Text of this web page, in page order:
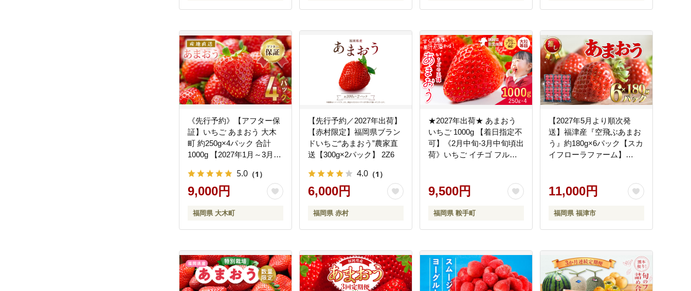
《先行予約》【アフター保
証】いちご あまおう 大木
町 約250g×4パック 合計
1000g 【2027年1月～3月に
かい まるい おおきい うま
い CB223
5.0 （1）
9,000円
福岡県 大木町
【先行予約／2027年出荷】
【赤村限定】福岡県ブラン
ドいちご“あまおう”農家直
送【300g×2パック】 2Z6
4.0 （1）
6,000円
福岡県 赤村
★2027年出荷★ あまおう
いちご 1000g 【着日指定不
可】《2月中旬-3月中旬頃出
荷》いちご イチゴ フルー
--
9,500円
福岡県 鞍手町
【2027年5月より順次発
送】福津産『空飛ぶあまお
う』約180g×6パック【スカ
イフローラファーム】
11,000円
福岡県 福津市